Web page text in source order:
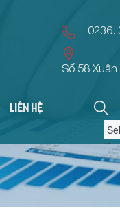
0236.
Số 58
LIÊN HỆ